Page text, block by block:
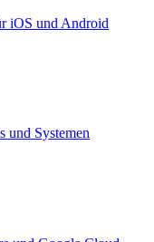
iOS und Android
und Systemen